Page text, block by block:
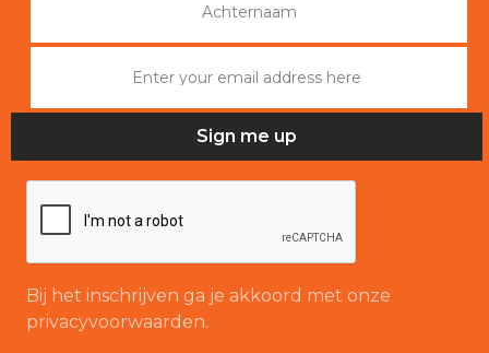
Bij het inschrijven ga je akkoord met onze
privacyvoorwaarden.